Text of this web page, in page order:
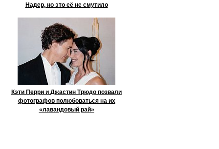
Надер, но это её не смутило
Кэти Перри и Джастин Трюдо позвали
фотографов полюбоваться на их
«лавандовый рай»